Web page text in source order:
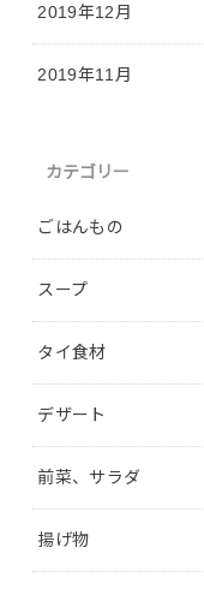
2019年12月
2019年11月
カテゴリー
ごはんもの
スープ
タイ食材
デザート
前菜、サラダ
揚げ物